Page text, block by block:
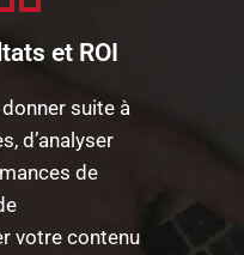
et ROI
suite à
d’analyser
de
votre contenu